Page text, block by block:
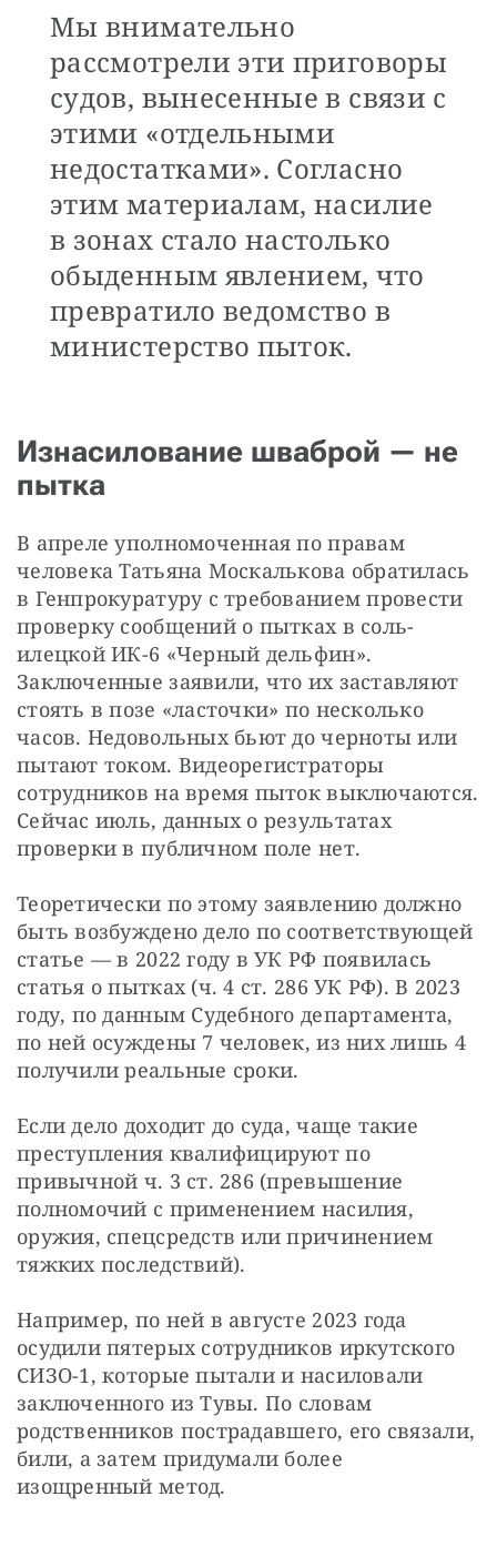
Мы внимательно
рассмотрели эти приговоры
судов, вынесенные в связи с
этими «отдельными
недостатками». Согласно
этим материалам, насилие
в зонах стало настолько
обыденным явлением, что
превратило ведомство в
министерство пыток.
Изнасилование шваброй — не
пытка
В апреле уполномоченная по правам
человека Татьяна Москалькова обратилась
в Генпрокуратуру с требованием провести
проверку сообщений о пытках в соль-
илецкой ИК-6 «Черный дельфин».
Заключенные заявили, что их заставляют
стоять в позе «ласточки» по несколько
часов. Недовольных бьют до черноты или
пытают током. Видеорегистраторы
сотрудников на время пыток выключаются.
Сейчас июль, данных о результатах
проверки в публичном поле нет.
Теоретически по этому заявлению должно
быть возбуждено дело по соответствующей
статье — в 2022 году в УК РФ появилась
статья о пытках (ч. 4 ст. 286 УК РФ). В 2023
году, по данным Судебного департамента,
по ней осуждены 7 человек, из них лишь 4
получили реальные сроки.
Если дело доходит до суда, чаще такие
преступления квалифицируют по
привычной ч. 3 ст. 286 (превышение
полномочий с применением насилия,
оружия, спецсредств или причинением
тяжких последствий).
Например, по ней в августе 2023 года
осудили пятерых сотрудников иркутского
СИЗО-1, которые пытали и насиловали
заключенного из Тувы. По словам
родственников пострадавшего, его связали,
били, а затем придумали более
изощренный метод.